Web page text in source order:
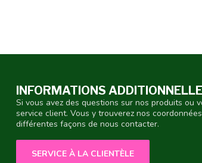
INFORMATIONS
Si vous avez des questions sur nos produits ou
service client. Vous y trouverez nos
différentes façons de nous contacter.
SERVICE À LA CLIENTÈLE